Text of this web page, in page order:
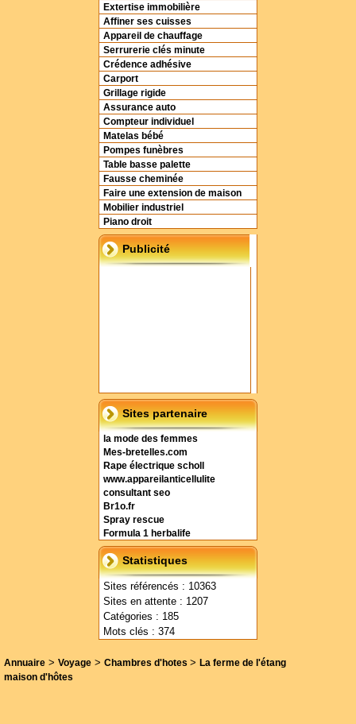
Extertise immobilière
Affiner ses cuisses
Appareil de chauffage
Serrurerie clés minute
Crédence adhésive
Carport
Grillage rigide
Assurance auto
Compteur individuel
Matelas bébé
Pompes funèbres
Table basse palette
Fausse cheminée
Faire une extension de maison
Mobilier industriel
Piano droit
Publicité
Sites partenaire
la mode des femmes
Mes-bretelles.com
Rape électrique scholl
www.appareilanticellulite
consultant seo
Br1o.fr
Spray rescue
Formula 1 herbalife
Statistiques
Sites référencés : 10363
Sites en attente : 1207
Catégories : 185
Mots clés : 374
Annuaire > Voyage > Chambres d'hotes > La ferme de l'étang
maison d'hôtes